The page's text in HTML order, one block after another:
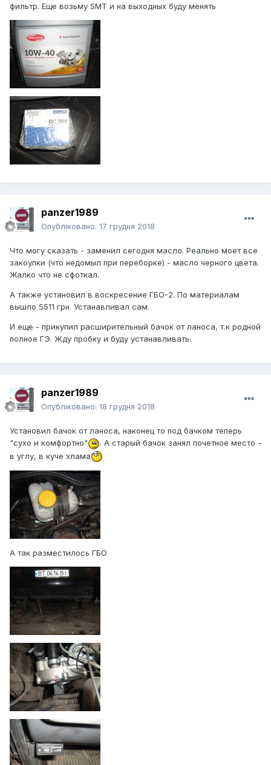
фильтр. Еще возьму SMT и на выходных буду менять
panzer1989
Опубліковано: 17 грудня 2018
Что могу сказать - заменил сегодня масло. Реально моет все
закоулки (что недомыл при переборке) - масло черного цвета.
Жалко что не сфоткал.
А также установил в воскресение ГБО-2. По материалам
вышло 5511 грн. Устанавливал сам.
И еще - прикупил расширительный бачок от ланоса, т.к родной
полное ГЭ. Жду пробку и буду устанавливать.
panzer1989
Опубліковано: 18 грудня 2018
Установил бачок от ланоса, наконец то под бачком теперь
"сухо и комфортно"
. А старый бачок занял почетное место -
в углу, в куче хлама
А так разместилось ГБО